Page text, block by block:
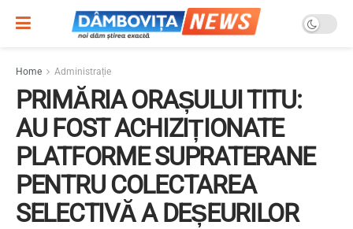
Home Administrație
PRIMĂRIA ORAȘULUI TITU:
AU FOST ACHIZIȚIONATE
PLATFORME SUPRATERANE
PENTRU COLECTAREA
SELECTIVĂ A DEȘEURILOR